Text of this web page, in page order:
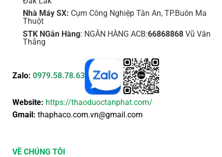
Nhà Máy SX: Cụm Công Nghiệp Tân An, TP.Buôn Ma
Thuột
STK NGân Hàng: NGÂN HÀNG ACB:66868868Vũ Văn
Thắng
Zalo: 0979.58.78.63
Website: https://thaoduoctanphat.com/
Gmail: thaphaco.com.vn@gmail.com
VỀ CHÚNG TÔI